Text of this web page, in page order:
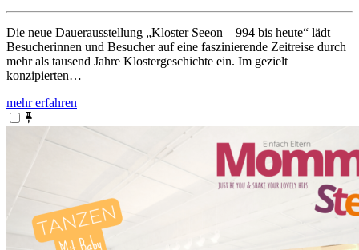
Die neue Dauerausstellung „Kloster Seeon – 994 bis heute“ lädt
Besucherinnen und Besucher auf eine faszinierende Zeitreise durch
mehr als tausend Jahre Klostergeschichte ein. Im gezielt
konzipierten…
mehr erfahren